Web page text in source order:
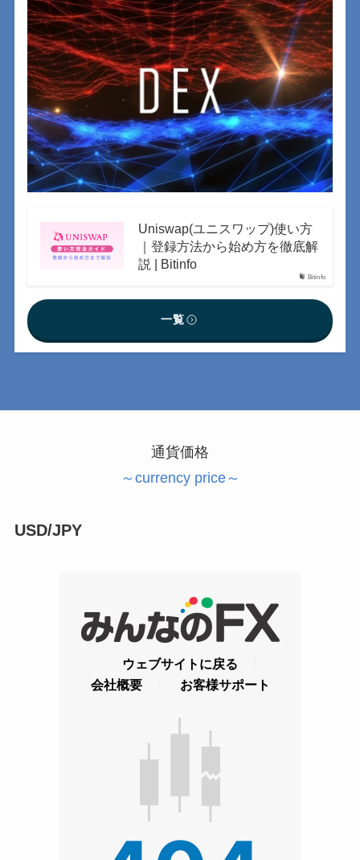
Bitinfo
Uniswap(ユニスワップ)使い方
｜登録方法から始め方を徹底解
説 | Bitinfo
一覧
通貨価格
～currency price～
USD/JPY